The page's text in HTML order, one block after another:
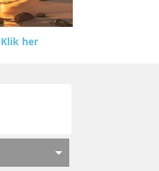
Klik her